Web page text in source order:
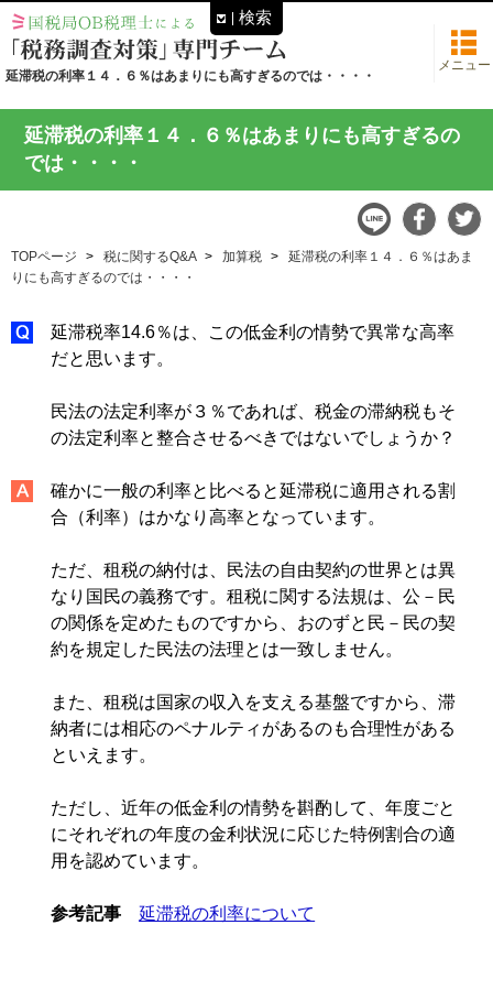
延滞税の利率１４．６％はあまりにも高すぎるのでは・・・・
メニュー
延滞税の利率１４．６％はあまりにも高すぎるの
では・・・・
TOPページ 税に関するQ&A 加算税
延滞税の利率１４．６％はあま
りにも高すぎるのでは・・・・
延滞税率14.6％は、この低金利の情勢で異常な高率
だと思います。
民法の法定利率が３％であれば、税金の滞納税もそ
の法定利率と整合させるべきではないでしょうか？
確かに一般の利率と比べると延滞税に適用される割
合（利率）はかなり高率となっています。
ただ、租税の納付は、民法の自由契約の世界とは異
なり国民の義務です。租税に関する法規は、公－民
の関係を定めたものですから、おのずと民－民の契
約を規定した民法の法理とは一致しません。
また、租税は国家の収入を支える基盤ですから、滞
納者には相応のペナルティがあるのも合理性がある
といえます。
ただし、近年の低金利の情勢を斟酌して、年度ごと
にそれぞれの年度の金利状況に応じた特例割合の適
用を認めています。
参考記事 延滞税の利率について
検索